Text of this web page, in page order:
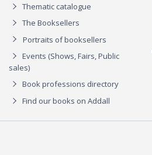
Thematic catalogue
The Booksellers
Portraits of booksellers
Events (Shows, Fairs, Public
sales)
Book professions directory
Find our books on Addall